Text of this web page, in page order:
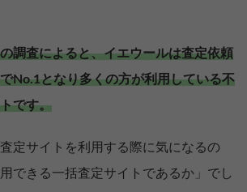
調査によると、イエウールは査定依頼
No.1となり多くの方が利用している不
です。
定サイトを利用する際に気になるの
できる一括査定サイトであるか」でし